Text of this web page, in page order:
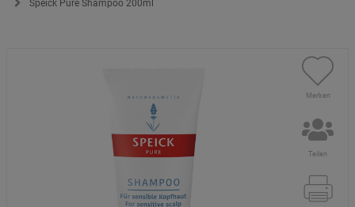
Speick Pure Shampoo 200ml
Merken
Teilen